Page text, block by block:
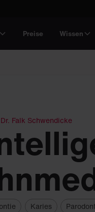
Preise Wissen
Falk Schwendicke
Karies